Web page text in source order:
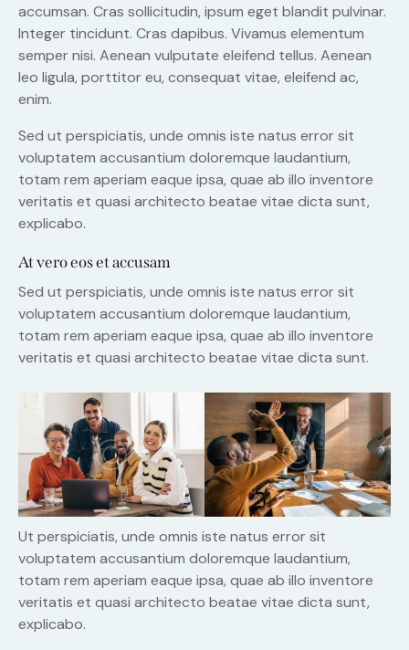
accumsan. Cras sollicitudin, ipsum eget blandit pulvinar.
Integer tincidunt. Cras dapibus. Vivamus elementum
semper nisi. Aenean vulputate eleifend tellus. Aenean
leo ligula, porttitor eu, consequat vitae, eleifend ac,
enim.
Sed ut perspiciatis, unde omnis iste natus error sit
voluptatem accusantium doloremque laudantium,
totam rem aperiam eaque ipsa, quae ab illo inventore
veritatis et quasi architecto beatae vitae dicta sunt,
explicabo.
At vero eos et accusam
Sed ut perspiciatis, unde omnis iste natus error sit
voluptatem accusantium doloremque laudantium,
totam rem aperiam eaque ipsa, quae ab illo inventore
veritatis et quasi architecto beatae vitae dicta sunt.
Ut perspiciatis, unde omnis iste natus error sit
voluptatem accusantium doloremque laudantium,
totam rem aperiam eaque ipsa, quae ab illo inventore
veritatis et quasi architecto beatae vitae dicta sunt,
explicabo.